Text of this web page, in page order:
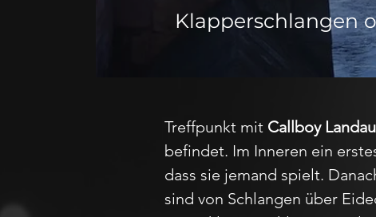
Klapperschlangen
Treffpunkt mit Callboy Landau
befindet. Im Inneren ein
dass sie jemand spielt.
sind von Schlangen über